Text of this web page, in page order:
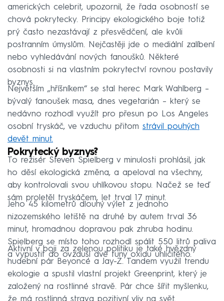
amerických celebrit, upozornil, že řada osobností se
chová pokrytecky. Principy ekologického boje totiž
prý často nezastávají z přesvědčení, ale kvůli
postranním úmyslům. Nejčastěji jde o mediální zalíbení
nebo vyhledávání nových fanoušků. Některé
osobnosti si na vlastním pokrytectví rovnou postavily
byznys.
Největším „hříšníkem“ se stal herec Mark Wahlberg –
bývalý fanoušek masa, dnes vegetarián – který se
nedávno rozhodl využít pro přesun po Los Angeles
osobní tryskáč, ve vzduchu přitom strávil pouhých
devět minut.
Pokrytecký byznys?
To režisér Steven Spielberg v minulosti prohlásil, jak
ho děsí ekologická změna, a apeloval na všechny,
aby kontrolovali svou uhlíkovou stopu. Načež se teď
sám proletěl tryskáčem, let trval 17 minut.
Jeho 45 kilometrů dlouhý výlet z jednoho
nizozemského letiště na druhé by autem trval 36
minut, hromadnou dopravou pak zhruba hodinu.
Spielberg se místo toho rozhodl spálit 550 litrů paliva
a vypustit do ovzduší dvě tuny oxidu uhličitého.
Aktivní v boji za zelenou politiku je také hvězdný
hudební pár Beyoncé a Jay-Z. Tandem využil trendu
ekologie a spustil vlastní projekt Greenprint, který je
založený na rostlinné stravě. Pár chce šířit myšlenku,